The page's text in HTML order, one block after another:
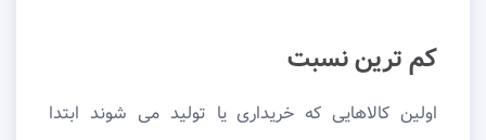
کم ترین نسبت
اولین کالاهایی که خریداری یا تولید می شوند ابتدا